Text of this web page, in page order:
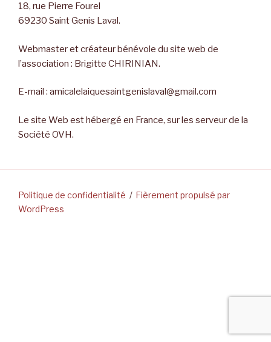
18, rue Pierre Fourel
69230 Saint Genis Laval.
Webmaster et créateur bénévole du site web de
l’association : Brigitte CHIRINIAN.
E-mail : amicalelaiquesaintgenislaval@gmail.com
Le site Web est hébergé en France, sur les serveur de la
Société OVH.
Politique de confidentialité
Fièrement propulsé par
WordPress